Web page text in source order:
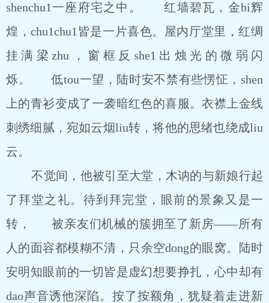
shenchu1一座府宅之中。 红墙碧瓦，金bi辉
煌，chu1chu1皆是一片喜色。屋内厅堂里，红绸
挂满梁zhu，窗框反she1出烛光的微弱闪
烁。 低tou一望，陆时安不禁有些愣怔，shen
上的青衫变成了一袭暗红色的喜服。衣襟上金线
刺绣细腻，宛如云烟liu转，将他的思绪也绕成liu
云。
不觉间，他被引至大堂，木讷的与新娘行起
了拜堂之礼。待到拜完堂，眼前的景象又是一
转， 被亲友们机械的簇拥至了新房――所有
人的面容都模糊不清，只余空dong的眼窝。陆时
安明知眼前的一切皆是虚幻想要挣扎，心中却有
dao声音诱他深陷。按了按额角，犹疑着走进新